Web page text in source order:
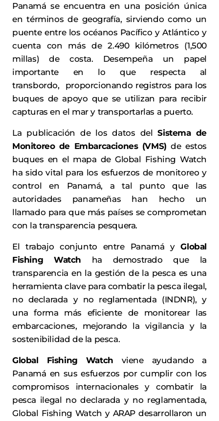
Panamá se encuentra en una posición única
en términos de geografía, sirviendo como un
puente entre los océanos Pacífico y Atlántico y
cuenta con más de 2.490 kilómetros (1,500
millas) de costa. Desempeña un papel
importante en lo que respecta al
transbordo, proporcionando registros para los
buques de apoyo que se utilizan para recibir
capturas en el mar y transportarlas a puerto.
La publicación de los datos delSistema de
Monitoreo de Embarcaciones (VMS) de estos
buques en el mapa de Global Fishing Watch
ha sido vital para los esfuerzos de monitoreo y
control en Panamá, a tal punto que las
autoridades panameñas han hecho un
llamado para que más países se comprometan
con la transparencia pesquera.
El trabajo conjunto entre Panamá yGlobal
Fishing Watch ha demostrado que la
transparencia en la gestión de la pesca es una
herramienta clave para combatir la pesca ilegal,
no declarada y no reglamentada (INDNR), y
una forma más eficiente de monitorear las
embarcaciones, mejorando la vigilancia y la
sostenibilidad de la pesca.
Global Fishing Watch viene ayudando a
Panamá en sus esfuerzos por cumplir con los
compromisos internacionales y combatir la
pesca ilegal no declarada y no reglamentada,
Global Fishing Watch y ARAP desarrollaron un